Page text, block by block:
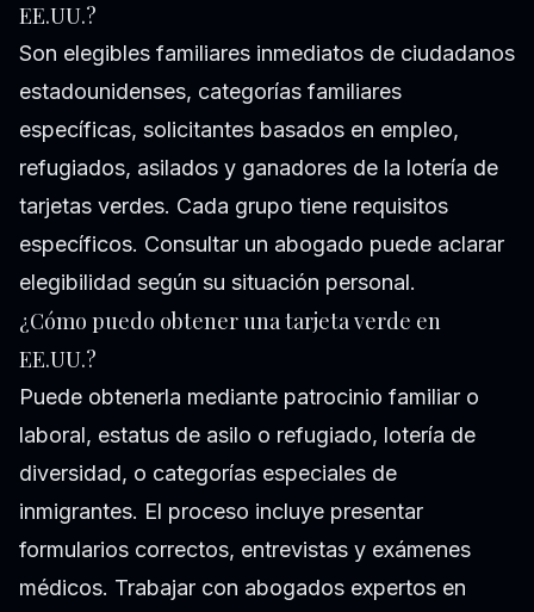
EE.UU.?
Son elegibles familiares inmediatos de ciudadanos
estadounidenses, categorías familiares
específicas, solicitantes basados en empleo,
refugiados, asilados y ganadores de la lotería de
tarjetas verdes. Cada grupo tiene requisitos
específicos. Consultar un abogado puede aclarar
elegibilidad según su situación personal.
¿Cómo puedo obtener una tarjeta verde en
EE.UU.?
Puede obtenerla mediante patrocinio familiar o
laboral, estatus de asilo o refugiado, lotería de
diversidad, o categorías especiales de
inmigrantes. El proceso incluye presentar
formularios correctos, entrevistas y exámenes
médicos. Trabajar con abogados expertos en